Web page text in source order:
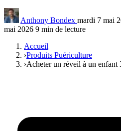
Anthony Bondex mardi 7 mai
mai 2026 9 min de lecture
Accueil
›Produits Puériculture
›Acheter un réveil à un enfant